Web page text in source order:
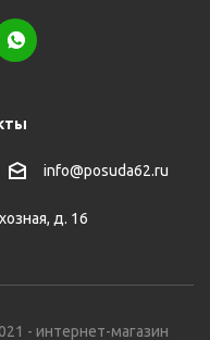
info@posuda62.ru
д. 16
- интернет-магазин